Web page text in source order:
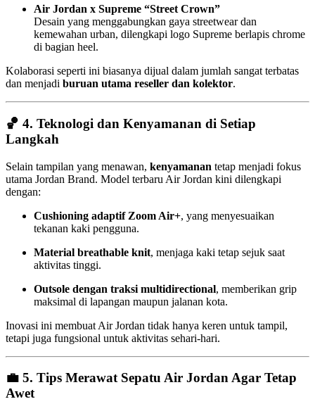
Air Jordan x Supreme “Street Crown”
Desain yang menggabungkan gaya streetwear dan
kemewahan urban, dilengkapi logo Supreme berlapis chrome
di bagian heel.
Kolaborasi seperti ini biasanya dijual dalam jumlah sangat terbatas
dan menjadi buruan utama reseller dan kolektor.
🏀 4. Teknologi dan Kenyamanan di Setiap
Langkah
Selain tampilan yang menawan, kenyamanan tetap menjadi fokus
utama Jordan Brand. Model terbaru Air Jordan kini dilengkapi
dengan:
Cushioning adaptif Zoom Air+, yang menyesuaikan
tekanan kaki pengguna.
Material breathable knit, menjaga kaki tetap sejuk saat
aktivitas tinggi.
Outsole dengan traksi multidirectional, memberikan grip
maksimal di lapangan maupun jalanan kota.
Inovasi ini membuat Air Jordan tidak hanya keren untuk tampil,
tetapi juga fungsional untuk aktivitas sehari-hari.
💼 5. Tips Merawat Sepatu Air Jordan Agar Tetap
Awet